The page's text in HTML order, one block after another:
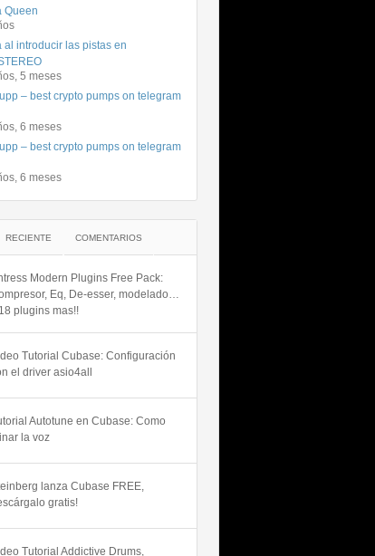
Queen
al introducir las pistas en
5 meses
– best crypto pumps on telegram
6 meses
– best crypto pumps on telegram
6 meses
RECIENTE COMENTARIOS
Modern Plugins Free Pack:
Eq, De-esser, modelado…
plugins mas!!
Tutorial Cubase: Configuración
el driver asio4all
Autotune en Cubase: Como
la voz
lanza Cubase FREE,
gratis!
Tutorial Addictive Drums,